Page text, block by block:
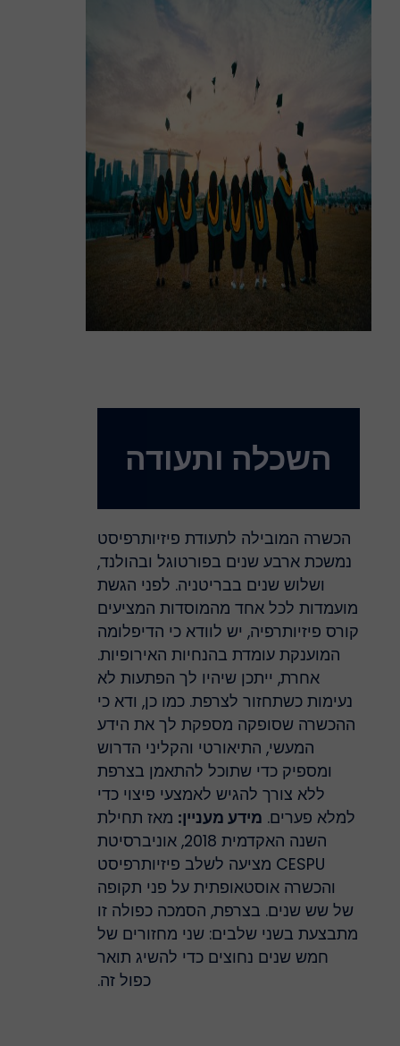
השכלה ותעודה
הכשרה המובילה לתעודת פיזיותרפיסט
נמשכת ארבע שנים בפורטוגל ובהולנד,
ושלוש שנים בבריטניה. לפני הגשת
מועמדות לכל אחד מהמוסדות המציעים
קורס פיזיותרפיה, יש לוודא כי הדיפלומה
המוענקת עומדת בהנחיות האירופיות.
אחרת, ייתכן שיהיו לך הפתעות לא
נעימות כשתחזור לצרפת. כמו כן, ודא כי
ההכשרה שסופקה מספקת לך את הידע
המעשי, התיאורטי והקליני הדרוש
ומספיק כדי שתוכל להתאמן בצרפת
ללא צורך להגיש לאמצעי פיצוי כדי
למלא פערים.מידע מעניין:מאז תחילת
השנה האקדמית 2018, אוניברסיטת
CESPU מציעה לשלב פיזיותרפיסט
והכשרה אוסטאופתית על פני תקופה
של שש שנים. בצרפת, הסמכה כפולה זו
מתבצעת בשני שלבים: שני מחזורים של
חמש שנים נחוצים כדי להשיג תואר
כפול זה.